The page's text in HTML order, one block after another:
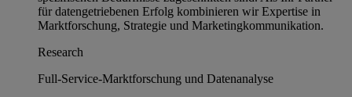
für datengetriebenen Erfolg kombinieren wir Expertise in
Marktforschung, Strategie und Marketingkommunikation.
Research
Full-Service-Marktforschung und Datenanalyse